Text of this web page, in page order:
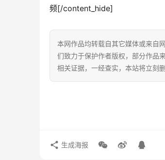
频[/content_hide]
本网作品均转载自其它媒体或来自
们致力于保护作者版权，部分作品
相关证据，一经查实，本站将立刻
生成海报